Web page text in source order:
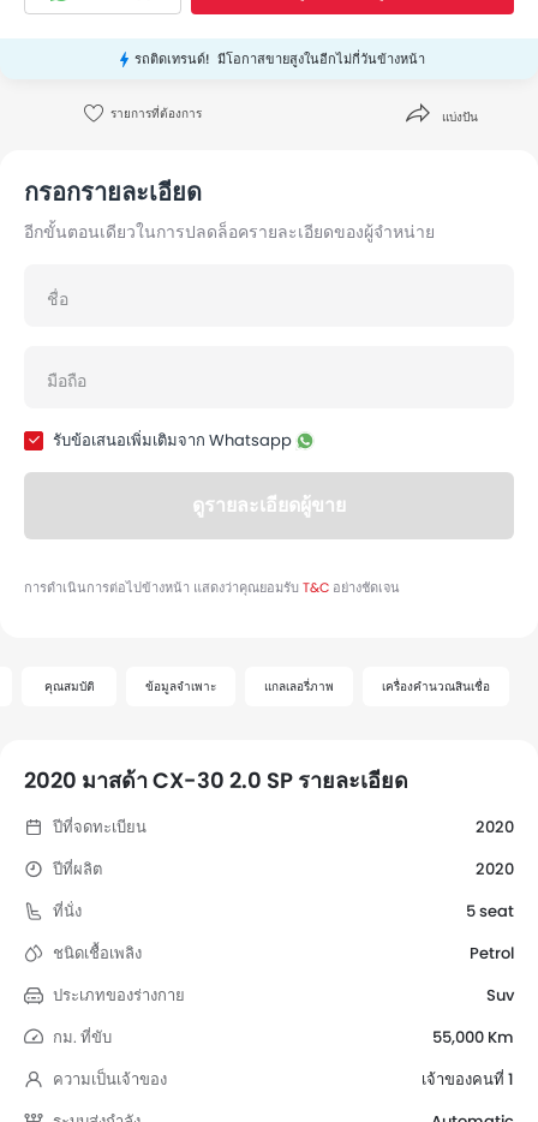
รถติดเทรนด์! มีโอกาสขายสูงในอีกไม่กี่วันข้างหน้า
รายการที่ต้องการ แบ่งปัน
คุณสมบัติ ข้อมูลจำเพาะ แกลเลอรี่ภาพ เครื่องคำนวณสินเชื่อ
2020 มาสด้า CX-30 2.0 SP รายละเอียด
ปีที่จดทะเบียน
2020
ปีที่ผลิต
2020
ที่นั่ง
5 seat
ชนิดเชื้อเพลิง
Petrol
ประเภทของร่างกาย
Suv
กม. ที่ขับ
55,000 Km
ความเป็นเจ้าของ
เจ้าของคนที่ 1